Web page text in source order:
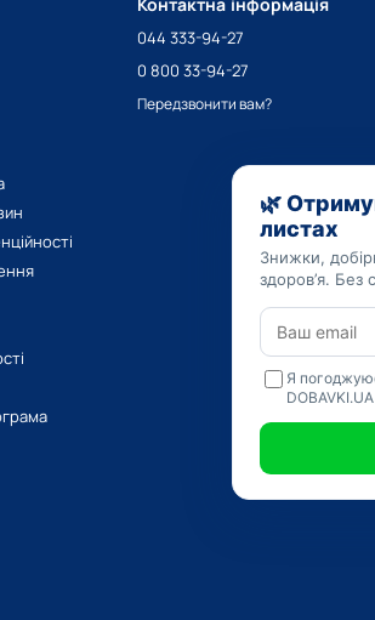
Контактна інформація
044 333-94-27
0 800 33-94-27
Передзвонити вам?